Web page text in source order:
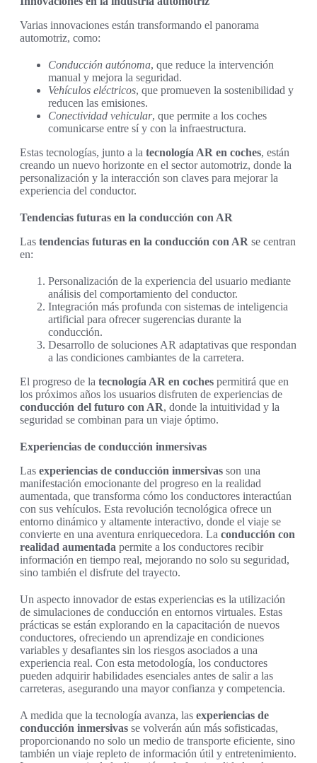
Varias innovaciones están transformando el panorama
automotriz, como:
Conducción autónoma, que reduce la intervención
manual y mejora la seguridad.
Vehículos eléctricos, que promueven la sostenibilidad y
reducen las emisiones.
Conectividad vehicular, que permite a los coches
comunicarse entre sí y con la infraestructura.
Estas tecnologías, junto a la tecnología AR en coches, están
creando un nuevo horizonte en el sector automotriz, donde la
personalización y la interacción son claves para mejorar la
experiencia del conductor.
Tendencias futuras en la conducción con AR
Las tendencias futuras en la conducción con AR se centran
en:
Personalización de la experiencia del usuario mediante
análisis del comportamiento del conductor.
Integración más profunda con sistemas de inteligencia
artificial para ofrecer sugerencias durante la
conducción.
Desarrollo de soluciones AR adaptativas que respondan
a las condiciones cambiantes de la carretera.
El progreso de la tecnología AR en coches permitirá que en
los próximos años los usuarios disfruten de experiencias de
conducción del futuro con AR, donde la intuitividad y la
seguridad se combinan para un viaje óptimo.
Experiencias de conducción inmersivas
Las experiencias de conducción inmersivas son una
manifestación emocionante del progreso en la realidad
aumentada, que transforma cómo los conductores interactúan
con sus vehículos. Esta revolución tecnológica ofrece un
entorno dinámico y altamente interactivo, donde el viaje se
convierte en una aventura enriquecedora. La conducción con
realidad aumentada permite a los conductores recibir
información en tiempo real, mejorando no solo su seguridad,
sino también el disfrute del trayecto.
Un aspecto innovador de estas experiencias es la utilización
de simulaciones de conducción en entornos virtuales. Estas
prácticas se están explorando en la capacitación de nuevos
conductores, ofreciendo un aprendizaje en condiciones
variables y desafiantes sin los riesgos asociados a una
experiencia real. Con esta metodología, los conductores
pueden adquirir habilidades esenciales antes de salir a las
carreteras, asegurando una mayor confianza y competencia.
A medida que la tecnología avanza, las experiencias de
conducción inmersivas se volverán aún más sofisticadas,
proporcionando no solo un medio de transporte eficiente, sino
también un viaje repleto de información útil y entretenimiento.